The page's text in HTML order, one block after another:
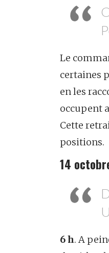
Le
certaines
en les
occupent
Cette
positions.
14
6 h. A